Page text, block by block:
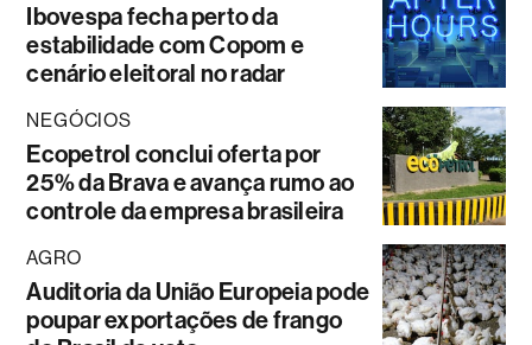
Ibovespa fecha perto da
estabilidade com Copom e
cenário eleitoral no radar
NEGÓCIOS
Ecopetrol conclui oferta por
25% da Brava e avança rumo ao
controle da empresa brasileira
AGRO
Auditoria da União Europeia pode
poupar exportações de frango